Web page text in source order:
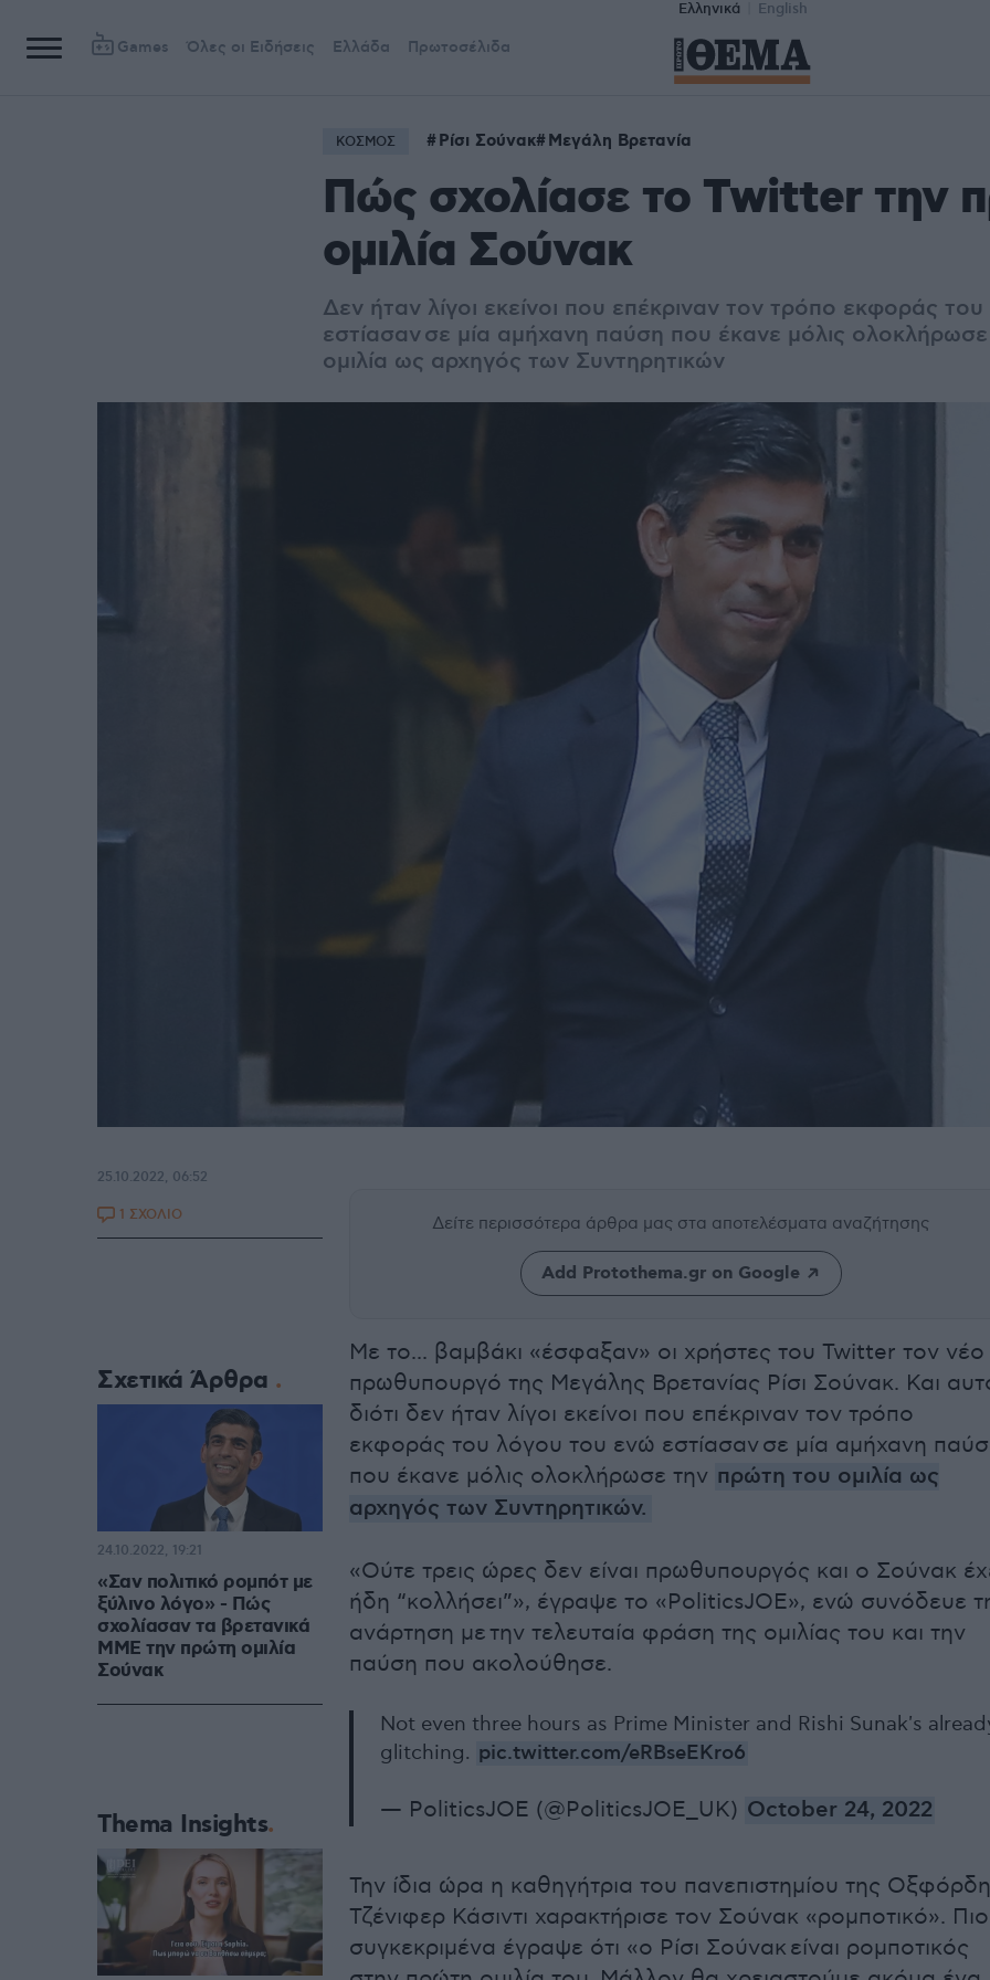
Ελληνικά English
Games Όλες οι Ειδήσεις Ελλάδα Πρωτοσέλιδα
ΚΟΣΜΟΣ Ρίσι Σούνακ Μεγάλη Βρετανία
Πώς σχολίασε το Twitter την
ομιλία Σούνακ
Δεν ήταν λίγοι εκείνοι που επέκριναν τον τρόπο εκφοράς
εστίασαν σε μία αμήχανη παύση που έκανε μόλις
ομιλία ως αρχηγός των Συντηρητικών
Δείτε περισσότερα άρθρα μας στα αποτελέσματα αναζήτησης
Add Protothema.gr on Google
Με το... βαμβάκι «έσφαξαν» οι χρήστες του Twitter τον νέο
πρωθυπουργό της Μεγάλης Βρετανίας Ρίσι Σούνακ. Και
διότι δεν ήταν λίγοι εκείνοι που επέκριναν τον τρόπο
εκφοράς του λόγου του ενώ εστίασαν σε μία αμήχανη
που έκανε μόλις ολοκλήρωσε την πρώτη του ομιλία ως
αρχηγός των Συντηρητικών.
«Ούτε τρεις ώρες δεν είναι πρωθυπουργός και ο Σούνακ
ήδη “κολλήσει”», έγραψε το «PoliticsJOE», ενώ συνόδευε
ανάρτηση με την τελευταία φράση της ομιλίας του και την
παύση που ακολούθησε.
Not even three hours as Prime Minister and Rishi Sunak's
glitching. pic.twitter.com/eRBseEKro6
— PoliticsJOE (@PoliticsJOE_UK) October 24, 2022
Την ίδια ώρα η καθηγήτρια του πανεπιστημίου της
Τζένιφερ Κάσιντι χαρακτήρισε τον Σούνακ «ρομποτικό». Πιο
συγκεκριμένα έγραψε ότι «ο Ρίσι Σούνακ είναι ρομποτικός
25.10.2022, 06:52
1 ΣΧΟΛΙΟ
Σχετικά Άρθρα
«Σαν πολιτικό ρομπότ με
ξύλινο λόγο» - Πώς
σχολίασαν τα βρετανικά
ΜΜΕ την πρώτη ομιλία
Σούνακ
24.10.2022, 19:21
Thema Insights